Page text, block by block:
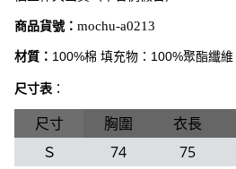
商品貨號： mochu-a0213
材質： 100%棉 填充物：100%聚酯纖維
尺寸表 ：
尺寸 胸圍 衣長
Ｓ
74 75